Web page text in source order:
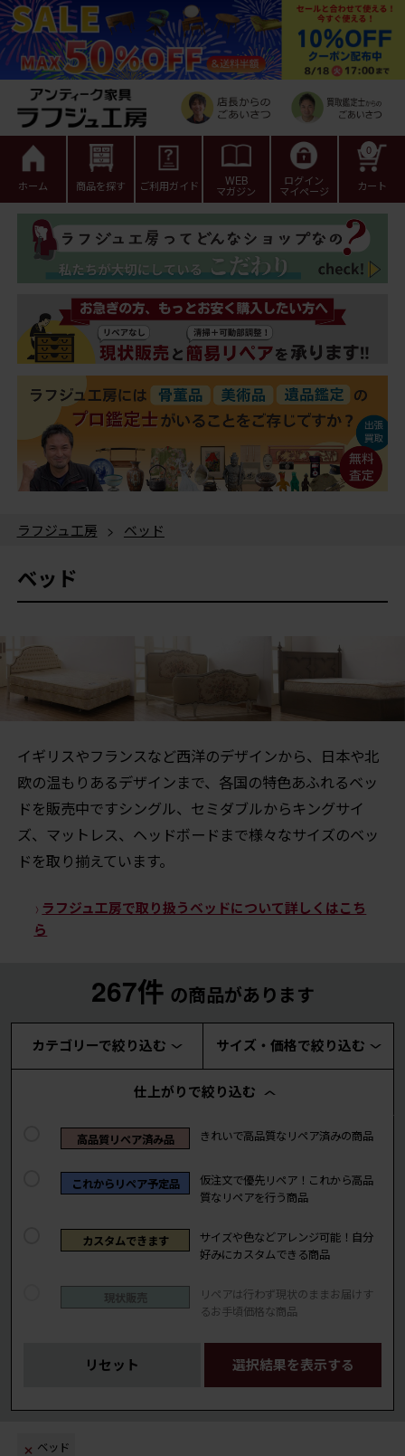
ホーム 商品を探す ご利用ガイド WEB
マガジン
ログイン
マイページ カート
0
ラフジュ工房 > ベッド
ベッド
イギリスやフランスなど西洋のデザインから、日本や北
欧の温もりあるデザインまで、各国の特色あふれるベッ
ドを販売中ですシングル、セミダブルからキングサイ
ズ、マットレス、ヘッドボードまで様々なサイズのベッ
ドを取り揃えています。
ラフジュ工房で取り扱うベッドについて詳しくはこち
ら
267件 の商品があります
カテゴリーで絞り込む サイズ・価格で絞り込む
仕上がりで絞り込む
高品質リペア済み品 きれいで高品質なリペア済みの商品
これからリペア予定品
仮注文で優先リペア！これから高品
質なリペアを行う商品
カスタムできます
サイズや色などアレンジ可能！自分
好みにカスタムできる商品
現状販売
リペアは行わず現状のままお届けす
るお手頃価格な商品
リセット 選択結果を表示する
ベッド